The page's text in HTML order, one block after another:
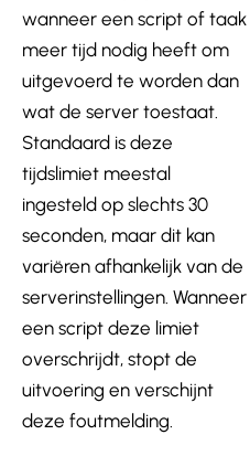
wanneer een script of taak
meer tijd nodig heeft om
uitgevoerd te worden dan
wat de server toestaat.
Standaard is deze
tijdslimiet meestal
ingesteld op slechts 30
seconden, maar dit kan
variëren afhankelijk van de
serverinstellingen. Wanneer
een script deze limiet
overschrijdt, stopt de
uitvoering en verschijnt
deze foutmelding.